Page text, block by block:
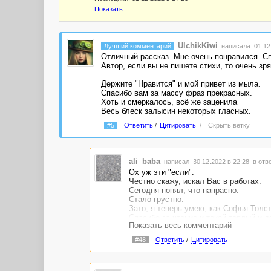
Показать
Лучший комментарий UlchikKiwi написала
Отличный рассказ. Мне очень понравился.
Автор, если вы не пишете стихи, то очень
Держите "Нравится" и мой привет из мыла.
Спасибо вам за массу фраз прекрасных.
Хоть и смеркалось, всё же заценила
Весь блеск залысин некоторых гласных.
#5 Ответить/ Цитировать / Скрыть ветку
ali_baba написал 30.12.2022 в 22:28 в
Ох уж эти "если".
Честно скажу, искал Вас в работах.
Сегодня понял, что напрасно.
Стало грустно.
Зато, я теперь умею, как Софья
неприятие немного иного плана,
вечно рефлексирующих в сторону
С Наступающим Вас..Было приятно
очень красивый вариант подачи
Показать весь комментарий
#48 Ответить/ Цитировать